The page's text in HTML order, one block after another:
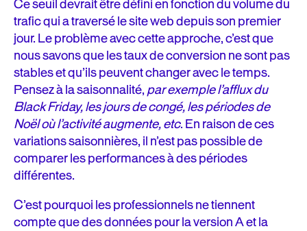
Ce seuil devrait être défini en fonction du volume du
trafic qui a traversé le site web depuis son premier
jour. Le problème avec cette approche, c’est que
nous savons que les taux de conversion ne sont pas
stables et qu’ils peuvent changer avec le temps.
Pensez à la saisonnalité,par exemple l’afflux du
Black Friday, les jours de congé, les périodes de
Noël où l’activité augmente, etc. En raison de ces
variations saisonnières, il n’est pas possible de
comparer les performances à des périodes
différentes.
C’est pourquoi les professionnels ne tiennent
compte que des données pour la version A et la